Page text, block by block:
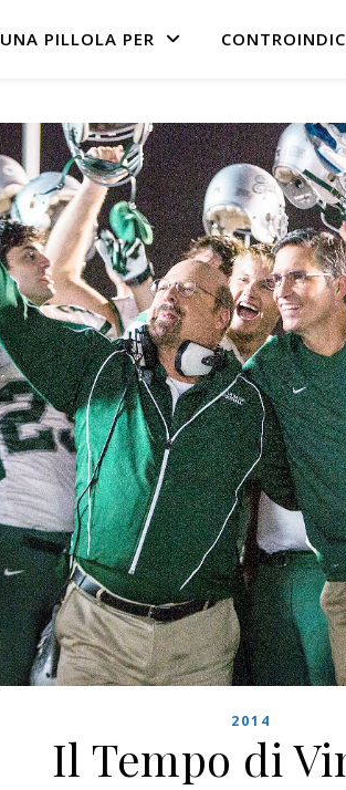
UNA PILLOLA PER
2014
Il Tempo di